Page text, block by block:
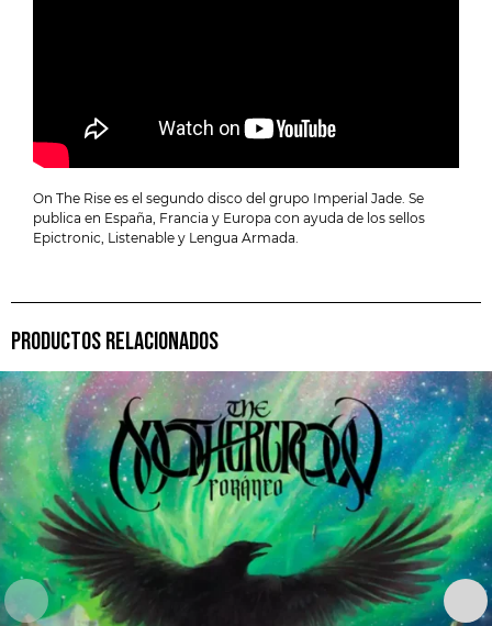
On The Rise es el segundo disco del grupo Imperial Jade. Se
publica en España, Francia y Europa con ayuda de los sellos
Epictronic, Listenable y Lengua Armada.
PRODUCTOS RELACIONADOS